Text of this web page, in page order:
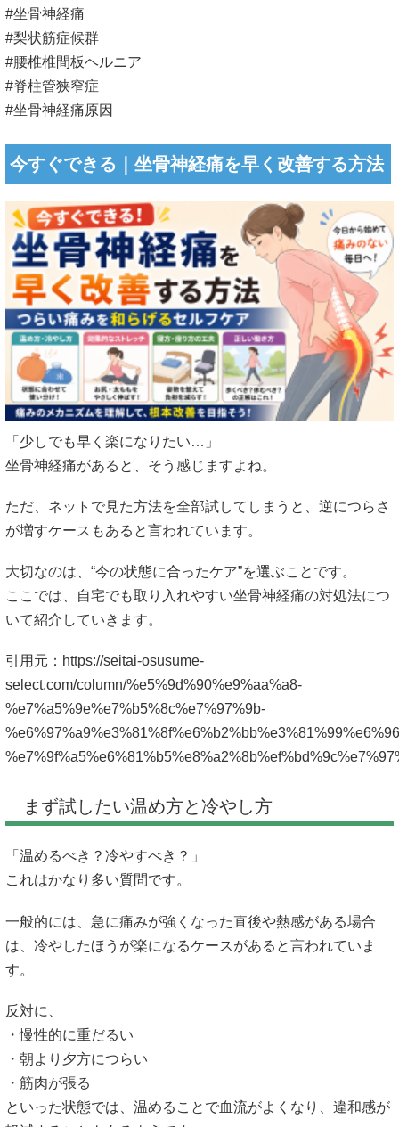
#坐骨神経痛
#梨状筋症候群
#腰椎椎間板ヘルニア
#脊柱管狭窄症
#坐骨神経痛原因
今すぐできる｜坐骨神経痛を早く改善する方法
「少しでも早く楽になりたい…」
坐骨神経痛があると、そう感じますよね。
ただ、ネットで見た方法を全部試してしまうと、逆につらさ
が増すケースもあると言われています。
大切なのは、“今の状態に合ったケア”を選ぶことです。
ここでは、自宅でも取り入れやすい坐骨神経痛の対処法につ
いて紹介していきます。
引用元： https://seitai-osusume-
select.com/column/%e5%9d%90%e9%aa%a8-
%e7%a5%9e%e7%b5%8c%e7%97%9b-
まず試したい温め方と冷やし方
「温めるべき？冷やすべき？」
これはかなり多い質問です。
一般的には、急に痛みが強くなった直後や熱感がある場合
は、冷やしたほうが楽になるケースがあると言われていま
す。
反対に、
・慢性的に重だるい
・朝より夕方につらい
・筋肉が張る
といった状態では、温めることで血流がよくなり、違和感が